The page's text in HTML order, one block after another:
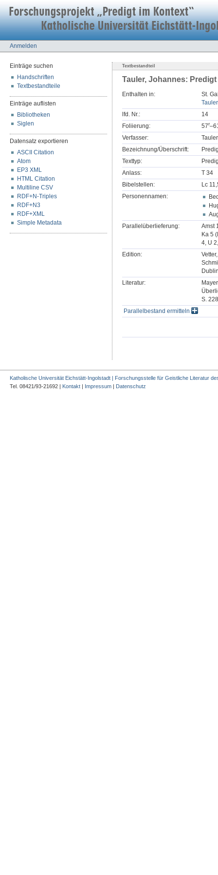
Anmelden
Einträge suchen
Handschriften
Textbestandteile
Einträge auflisten
Bibliotheken
Siglen
Datensatz exportieren
ASCII Citation
Atom
EP3 XML
HTML Citation
Multiline CSV
RDF+N-Triples
RDF+N3
RDF+XML
Simple Metadata
Textbestandteil
Tauler, Johannes: Predigt
Enthalten in:
St.
lfd. Nr.:
14
Foliierung:
57r
Verfasser:
Bezeichnung/Überschrift:
Texttyp:
Anlass:
T 34
Bibelstellen:
Lc
Personennamen:
Parallelüberlieferung:
Amst
Ka 5
4, U
Edition:
Literatur:
S.
Parallelbestand ermitteln
Katholische Universität Eichstätt-Ingolstadt | Forschungsstelle für Geistliche Literatur
Tel. 08421/93-21692 | Kontakt | Impressum | Datenschutz